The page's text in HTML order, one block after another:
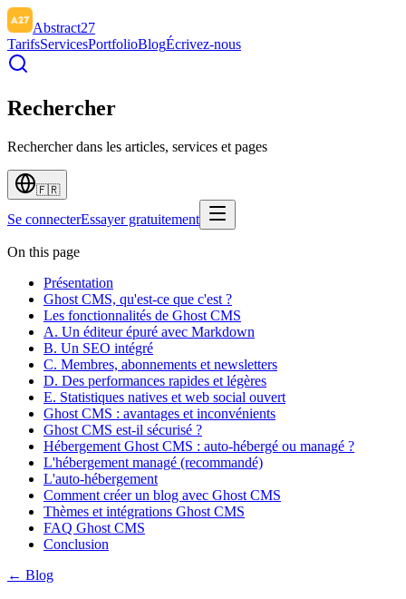
Abstract27
TarifsServicesPortfolioBlogÉcrivez-nous
Rechercher
Rechercher dans les articles, services et pages
🇫🇷
Se connecterEssayer gratuitement
On this page
Présentation
Ghost CMS, qu'est-ce que c'est ?
Les fonctionnalités de Ghost CMS
A. Un éditeur épuré avec Markdown
B. Un SEO intégré
C. Membres, abonnements et newsletters
D. Des performances rapides et légères
E. Statistiques natives et web social ouvert
Ghost CMS : avantages et inconvénients
Ghost CMS est-il sécurisé ?
Hébergement Ghost CMS : auto-hébergé ou managé ?
L'hébergement managé (recommandé)
L'auto-hébergement
Comment créer un blog avec Ghost CMS
Thèmes et intégrations Ghost CMS
FAQ Ghost CMS
Conclusion
← Blog